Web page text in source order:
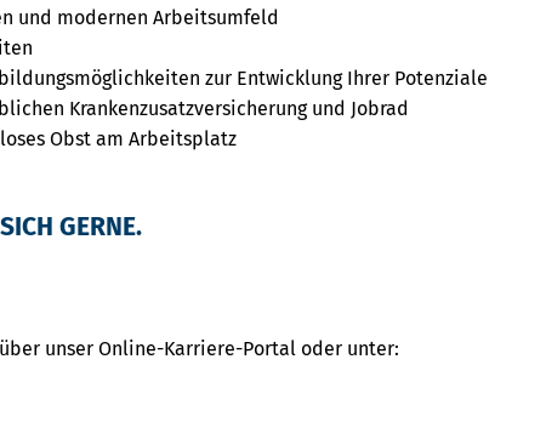
und modernen Arbeitsumfeld
zur Entwicklung Ihrer Potenziale
Krankenzusatzversicherung und Jobrad
Obst am Arbeitsplatz
GERNE.
unser Online-Karriere-Portal oder unter: